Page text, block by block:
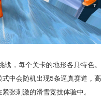
，每个关卡的地形各具特色。
中会随机出现5条逼真赛道，高
张刺激的滑雪竞技体验中。